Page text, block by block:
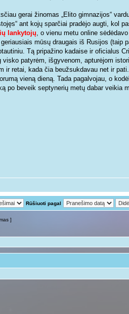
gerai žinomas „Elito gimnazijos“
ant kojų sparčiai pradėjo augti, kol
lankytojų, o vienu metu online sėdėdavo
mūsų draugais iš Rusijos (taip
Tą pripažino kadaise ir oficialus
visko patyrėm, išgyvenom, apturėjom
ir retai, kada čia beužsukdavau net ir pati.
vieną dieną. Tada pagalvojau, o
po beveik septynerių metų dabar veikia
Rūšiuoti pagal
]